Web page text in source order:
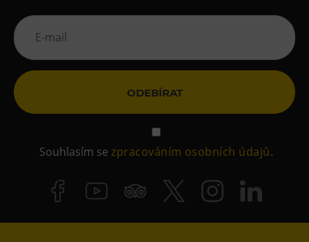
ODEBÍRAT
Souhlasím sezpracováním osobních údajů.